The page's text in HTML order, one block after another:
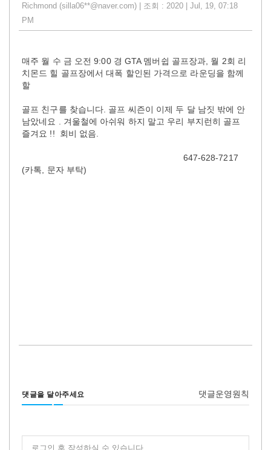
Richmond (silla06**@naver.com) | 조회 : 2020 | Jul, 19, 07:18
PM
매주 월 수 금 오전 9:00 경 GTA 멤버쉽 골프장과, 월 2회 리
치몬드 힐 골프장에서 대폭 할인된 가격으로 라운딩을 함께
할
골프 친구를 찾습니다. 골프 씨즌이 이제 두 달 남짓 밖에 안
남았네요 . 겨울철에 아쉬워 하지 말고 우리 부지런히 골프
즐겨요 !! 회비 없음.
647-628-7217
(카톡, 문자 부탁)
댓글을 달아주세요 댓글운영원칙
로그인 후 작성하실 수 있습니다